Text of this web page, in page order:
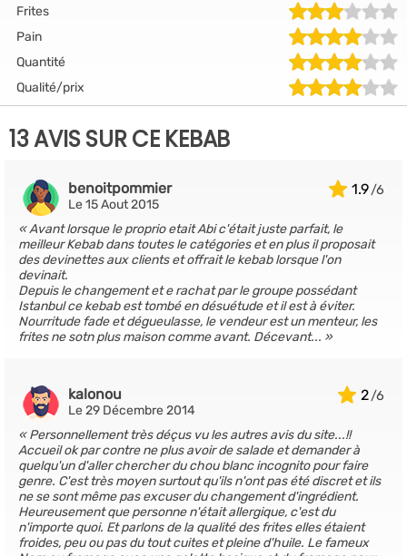
Frites
Pain
Quantité
Qualité/prix
13 AVIS SUR CE KEBAB
1.9
benoitpommier
Le 15 Aout 2015
Avant lorsque le proprio etait Abi c'était juste parfait, le
meilleur Kebab dans toutes le catégories et en plus il proposait
des devinettes aux clients et offrait le kebab lorsque l'on
devinait.
Depuis le changement et e rachat par le groupe possédant
Istanbul ce kebab est tombé en désuétude et il est à éviter.
Nourritude fade et dégueulasse, le vendeur est un menteur, les
frites ne sotn plus maison comme avant. Décevant...
2
kalonou
Le 29 Décembre 2014
Personnellement très déçus vu les autres avis du site...!!
Accueil ok par contre ne plus avoir de salade et demander à
quelqu'un d'aller chercher du chou blanc incognito pour faire
genre. C'est très moyen surtout qu'ils n'ont pas été discret et ils
ne se sont même pas excuser du changement d'ingrédient.
Heureusement que personne n'était allergique, c'est du
n'importe quoi. Et parlons de la qualité des frites elles étaient
froides, peu ou pas du tout cuites et pleine d'huile. Le fameux